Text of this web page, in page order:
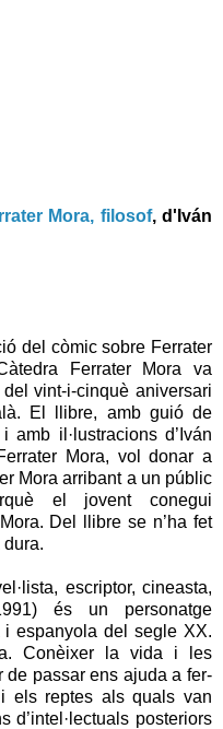
Mora, filosof, d'Iván
del còmic sobre Ferrater
Ferrater Mora va
vint-i-cinquè aniversari
El llibre, amb guió de
amb il·lustracions d’Iván
Mora, vol donar a
Mora arribant a un públic
el jovent conegui
Del llibre se n’ha fet
escriptor, cineasta,
és un personatge
espanyola del segle XX.
Conèixer la vida i les
passar ens ajuda a fer-
els reptes als quals van
d’intel·lectuals posteriors